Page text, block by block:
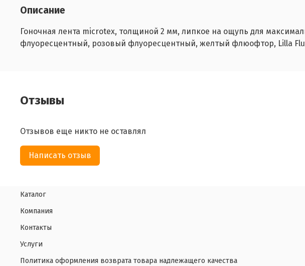
Описание
Гоночная лента microtex, толщиной 2 мм, липкое на ощупь для
флуоресцентный, розовый флуоресцентный, желтый флюофтор, Lilla
Отзывы
Отзывов еще никто не оставлял
Написать отзыв
Каталог
Компания
Контакты
Услуги
Политика оформления возврата товара надлежащего качества